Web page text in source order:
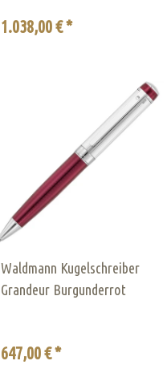
1.038,00 € *
Waldmann Kugelschreiber
Grandeur Burgunderrot
647,00 € *